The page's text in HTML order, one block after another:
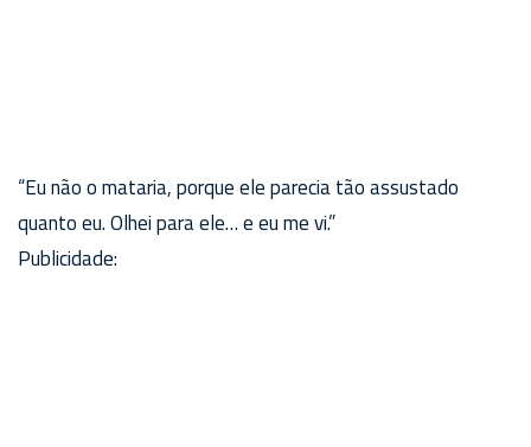
“Eu não o mataria, porque ele parecia tão assustado
quanto eu. Olhei para ele… e eu me vi.”
Publicidade: